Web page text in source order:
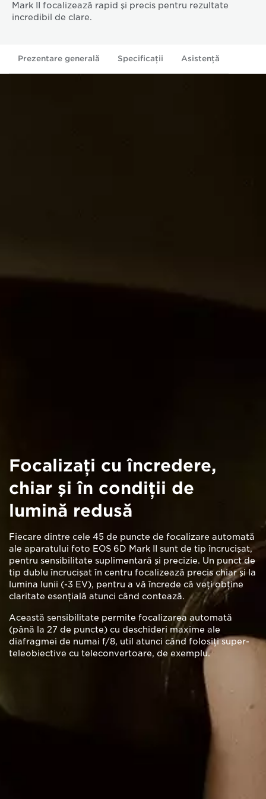
Mark II focalizează rapid şi precis pentru rezultate
incredibil de clare.
Prezentare generală Specificaţii Asistenţă
Focalizaţi cu încredere,
chiar şi în condiţii de
lumină redusă
Fiecare dintre cele 45 de puncte de focalizare automată
ale aparatului foto EOS 6D Mark II sunt de tip încrucişat,
pentru sensibilitate suplimentară şi precizie. Un punct de
tip dublu încrucişat în centru focalizează precis chiar şi la
lumina lunii (-3 EV), pentru a vă încrede că veţi obţine
claritate esenţială atunci când contează.
Această sensibilitate permite focalizarea automată
(până la 27 de puncte) cu deschideri maxime ale
diafragmei de numai f/8, util atunci când folosiţi super-
teleobiective cu teleconvertoare, de exemplu.